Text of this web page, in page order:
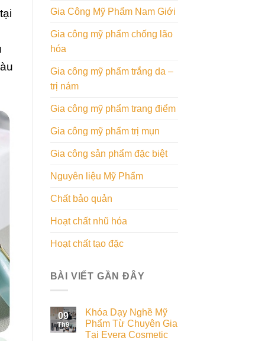
Gia Công Mỹ Phẩm Nam Giới
Gia công mỹ phẩm chống lão
hóa
Gia công mỹ phẩm trắng da –
trị nám
Gia công mỹ phẩm trang điểm
Gia công mỹ phẩm trị mụn
Gia công sản phẩm đặc biệt
Nguyên liệu Mỹ Phẩm
Chất bảo quản
Hoạt chất nhũ hóa
Hoạt chất tạo đặc
BÀI VIẾT GẦN ĐÂY
09
Th9
Khóa Dạy Nghề Mỹ
Phẩm Từ Chuyên Gia
Tại Evera Cosmetic